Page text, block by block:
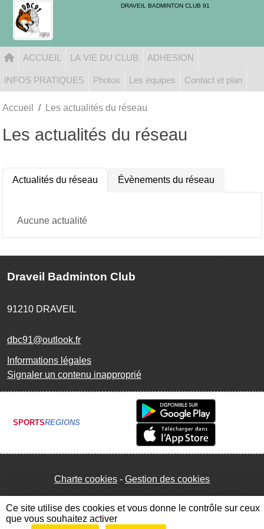
DRAVEIL BADMINTON CLUB 91
ACCUEIL LA VIE DU CLUB ADHESION
INFOS PRATIQUES Photos Les équipes Contact et plan
Accueil Les actualités du réseau
Les actualités du réseau
Actualités du réseau Évènements du réseau
Aucune actualité
Draveil Badminton Club
91210 DRAVEIL
dbc91@outlook.fr
Informations légales
Signaler un contenu inapproprié
SPORTSREGIONS
Charte cookies Gestion des cookies
Panneau de gestion des cookies
Ce site utilise des cookies et vous donne le contrôle sur ceux
que vous souhaitez activer